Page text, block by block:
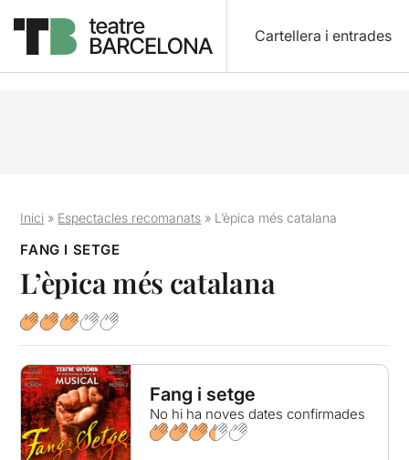
Cartellera i entrades
Inici » Espectacles recomanats » L’èpica més catalana
FANG I SETGE
L’èpica més catalana
Fang i setge
No hi ha noves dates confirmades